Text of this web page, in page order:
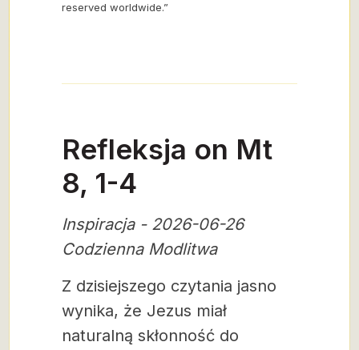
reserved worldwide.”
Refleksja on Mt
8, 1-4
Inspiracja - 2026-06-26
Codzienna Modlitwa
Z dzisiejszego czytania jasno
wynika, że Jezus miał
naturalną skłonność do